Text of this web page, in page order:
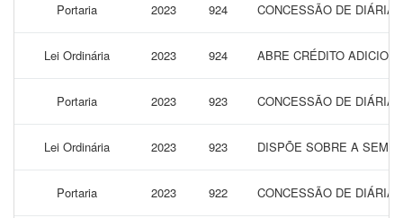
Portaria 2023 924 CONCESSÃO DE
Lei Ordinária 2023 924 ABRE CRÉDITO
Portaria 2023 923 CONCESSÃO DE
Lei Ordinária 2023 923 DISPÕE SOBRE A
Portaria 2023 922 CONCESSÃO DE